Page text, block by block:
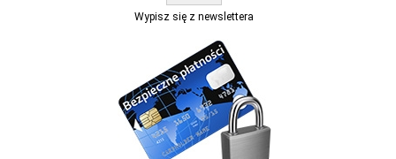
Wypisz się z newslettera